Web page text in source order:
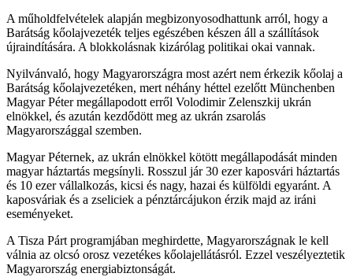
A műholdfelvételek alapján megbizonyosodhattunk arról, hogy a
Barátság kőolajvezeték teljes egészében készen áll a szállítások
újraindítására. A blokkolásnak kizárólag politikai okai vannak.
Nyilvánvaló, hogy Magyarországra most azért nem érkezik kőolaj a
Barátság kőolajvezetéken, mert néhány héttel ezelőtt Münchenben
Magyar Péter megállapodott erről Volodimir Zelenszkij ukrán
elnökkel, és azután kezdődött meg az ukrán zsarolás
Magyarországgal szemben.
Magyar Péternek, az ukrán elnökkel kötött megállapodását minden
magyar háztartás megsínyli. Rosszul jár 30 ezer kaposvári háztartás
és 10 ezer vállalkozás, kicsi és nagy, hazai és külföldi egyaránt. A
kaposváriak és a zseliciek a pénztárcájukon érzik majd az iráni
eseményeket.
A Tisza Párt programjában meghirdette, Magyarországnak le kell
válnia az olcsó orosz vezetékes kőolajellátásról. Ezzel veszélyeztetik
Magyarország energiabiztonságát.